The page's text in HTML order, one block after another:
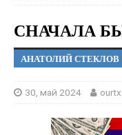
СНАЧАЛА
АНАТОЛИЙ СТЕКЛОВ
30, май 2024